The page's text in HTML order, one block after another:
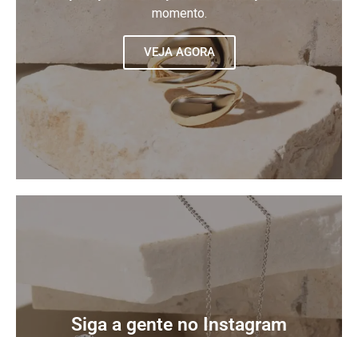
momento.
VEJA AGORA
Siga a gente no Instagram